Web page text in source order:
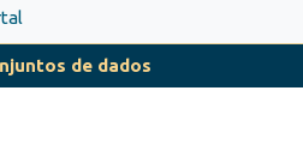
de dados